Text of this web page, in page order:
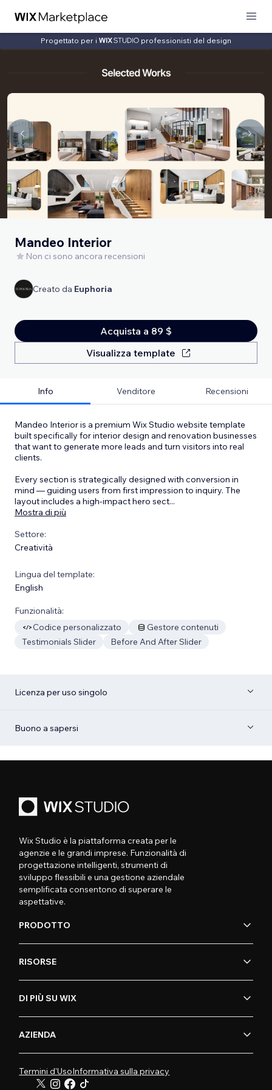
Progettato per i professionisti del design
Mandeo Interior
Non ci sono ancora recensioni
Creato da Euphoria
Acquista a 89 $
Visualizza template
Info Venditore Recensioni
Mandeo Interior is a premium Wix Studio website template
built specifically for interior design and renovation businesses
that want to generate more leads and turn visitors into real
clients.
Every section is strategically designed with conversion in
mind — guiding users from first impression to inquiry. The
layout includes a high-impact hero sect...
Mostra di più
Settore:
Creatività
Lingua del template:
English
Funzionalità:
Codice personalizzato
Gestore contenuti
Testimonials Slider
Before And After Slider
Licenza per uso singolo
Buono a sapersi
Wix Studio è la piattaforma creata per le
agenzie e le grandi imprese. Funzionalità di
progettazione intelligenti, strumenti di
sviluppo flessibili e una gestione aziendale
semplificata consentono di superare le
aspettative.
PRODOTTO
RISORSE
DI PIÙ SU WIX
AZIENDA
Termini d'UsoInformativa sulla privacy